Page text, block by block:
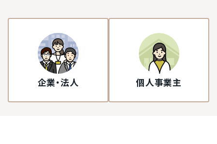
企業・法人 個人事業主